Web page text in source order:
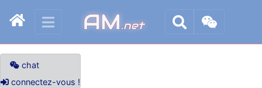
AM.net
chat
connectez-vous !